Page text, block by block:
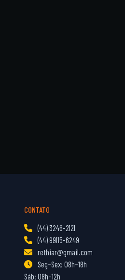
CONTATO
(44) 3246-2121
(44) 99115-6249
rethiar@gmail.com
Seg–Sex: 08h–18h
Sáb: 08h–12h